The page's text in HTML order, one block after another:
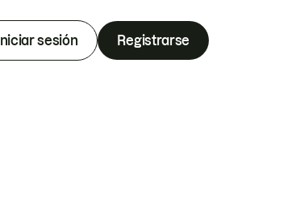
Iniciar sesión Registrarse